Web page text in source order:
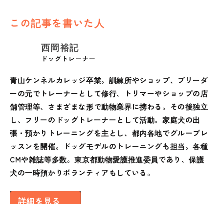
この記事を書いた人
西岡裕記
ドッグトレーナー
青山ケンネルカレッジ卒業。訓練所やショップ、ブリーダ
ーの元でトレーナーとして修行、トリマーやショップの店
舗管理等、さまざまな形で動物業界に携わる。その後独立
し、フリーのドッグトレーナーとして活動。家庭犬の出
張・預かりトレーニングを主とし、都内各地でグループレ
ッスンを開催。ドッグモデルのトレーニングも担当。各種
CMや雑誌等多数。東京都動物愛護推進委員であり、保護
犬の一時預かりボランティアもしている。
詳細を見る